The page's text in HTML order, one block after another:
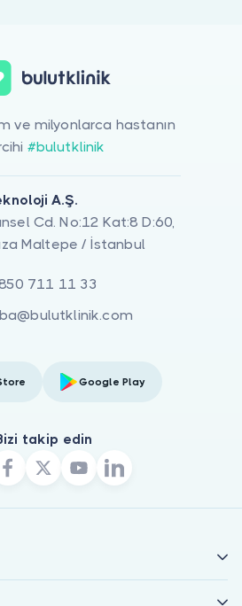
ve milyonlarca hastanın
#bulutklinik
A.Ş.
Cd. No:12 Kat:8 D:60,
Maltepe / İstanbul
711 11 33
Google Play
takip edin